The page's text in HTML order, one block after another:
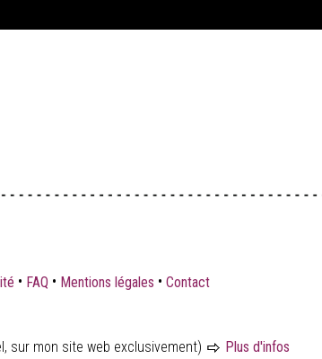
• FAQ • Mentions légales • Contact
sur mon site web exclusivement)
Plus d'infos